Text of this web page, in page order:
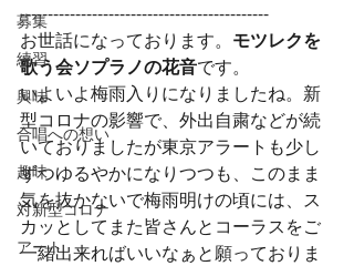
募集
練習
興味
合唱への想い
趣味
対新型コロナ
アート
---------------------------------------------
お世話になっております。 モツレクを
歌う会ソプラノの花音です。
いよいよ梅雨入りになりましたね。新
型コロナの影響で、外出自粛などが続
いておりましたが東京アラートも少し
ずつゆるやかになりつつも、このまま
気を抜かないで梅雨明けの頃には、ス
カッとしてまた皆さんとコーラスをご
一緒出来ればいいなぁと願っておりま